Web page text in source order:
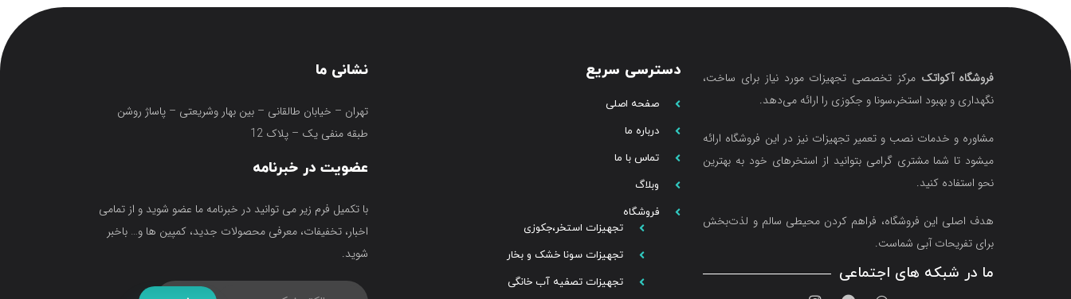
فروشگاه آکواتک مرکز تخصصی تجهیزات مورد نیاز برای ساخت،
نگهداری و بهبود استخر،سونا و جکوزی را ارائه می‌دهد.
مشاوره و خدمات نصب و تعمیر تجهیزات نیز در این فروشگاه ارائه
میشود تا شما مشتری گرامی بتوانید از استخرهای خود به بهترین
نحو استفاده کنید.
هدف اصلی این فروشگاه‌، فراهم کردن محیطی سالم و لذت‌بخش
برای تفریحات آبی شماست.
ما در شبکه های اجتماعی
دسترسی سریع
صفحه اصلی
درباره ما
تماس با ما
وبلاگ
فروشگاه
تجهیزات استخر،جکوزی
تجهیزات سونا خشک و بخار
تجهیزات تصفیه آب خانگی
نشانی ما
تهران – خیابان طالقانی – بین بهار وشریعتی – پاساژ روشن
طبقه منفی یک – پلاک 12
عضویت در خبرنامه
با تکمیل فرم زیر می توانید در خبرنامه ما عضو شوید و از تمامی
اخبار، تخفیفات، معرفی محصولات جدید، کمپین ها و… باخبر
شوید.